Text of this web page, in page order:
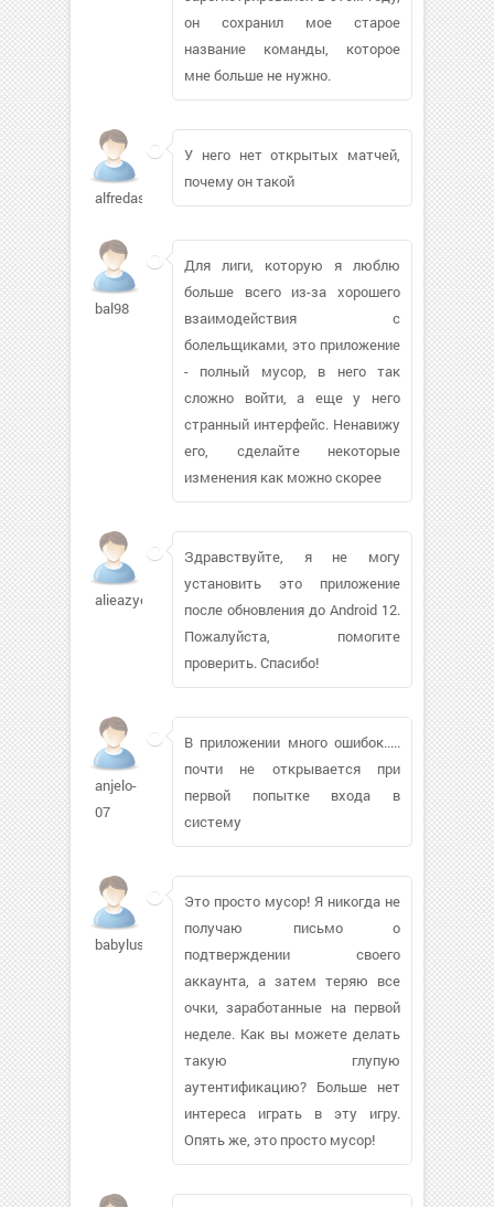
он сохранил мое старое
название команды, которое
мне больше не нужно.
alfredas
У него нет открытых матчей,
почему он такой
bal98
Для лиги, которую я люблю
больше всего из-за хорошего
взаимодействия с
болельщиками, это приложение
- полный мусор, в него так
сложно войти, а еще у него
странный интерфейс. Ненавижу
его, сделайте некоторые
изменения как можно скорее
alieazye627
Здравствуйте, я не могу
установить это приложение
после обновления до Android 12.
Пожалуйста, помогите
проверить. Спасибо!
anjelo-
07
В приложении много ошибок.....
почти не открывается при
первой попытке входа в
систему
babylush102
Это просто мусор! Я никогда не
получаю письмо о
подтверждении своего
аккаунта, а затем теряю все
очки, заработанные на первой
неделе. Как вы можете делать
такую глупую
аутентификацию? Больше нет
интереса играть в эту игру.
Опять же, это просто мусор!